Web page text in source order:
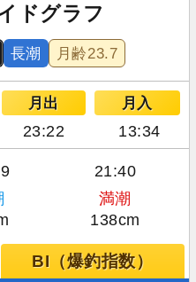
ドグラフ
長潮 月齢23.7
月出 月入
23:22 13:34
21:40
満潮
138cm
BI（爆釣指数）